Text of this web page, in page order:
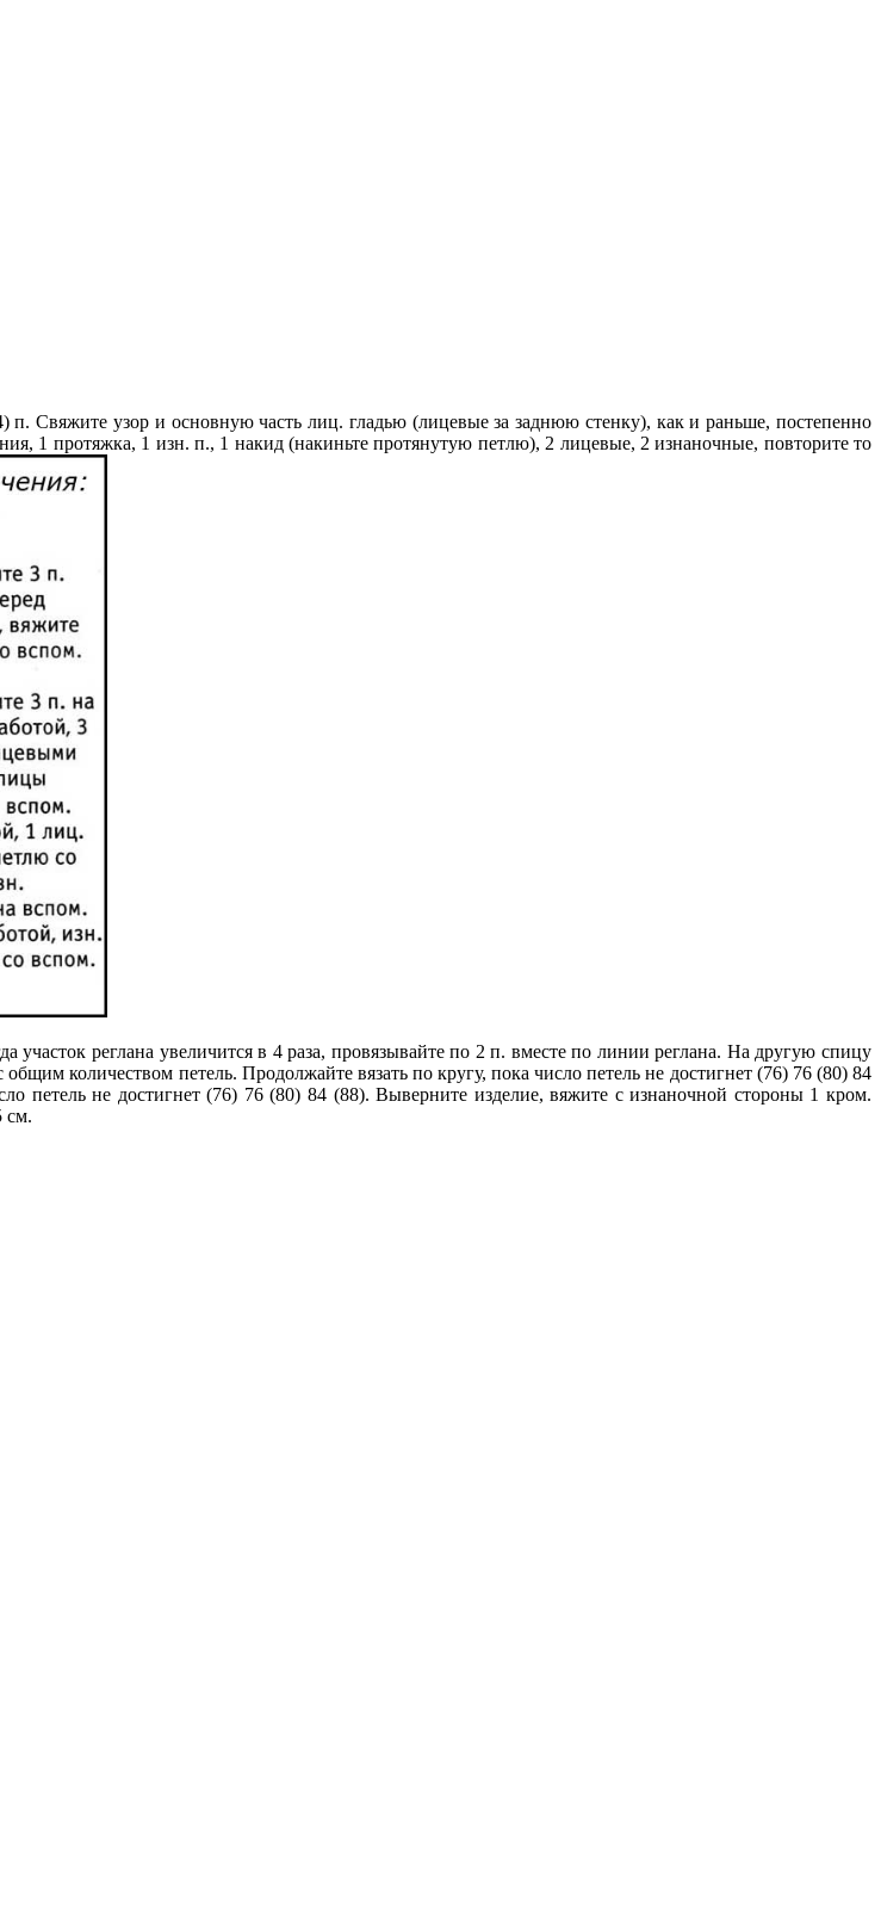
п. Свяжите узор и основную часть лиц. гладью (лицевые за заднюю стенку), как и раньше, постепенно
1 протяжка, 1 изн. п., 1 накид (накиньте протянутую петлю), 2 лицевые, 2 изнаночные, повторите то
участок реглана увеличится в 4 раза, провязывайте по 2 п. вместе по линии реглана. На другую спицу
количеством петель. Продолжайте вязать по кругу, пока число петель не достигнет (76) 76 (80) 84
петель не достигнет (76) 76 (80) 84 (88). Выверните изделие, вяжите с изнаночной стороны 1 кром.
см.